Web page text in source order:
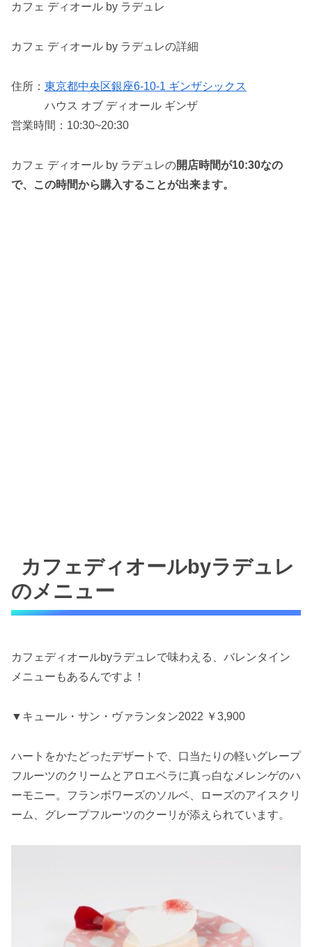
カフェ ディオール by ラデュレ
カフェ ディオール by ラデュレの詳細
住所： 東京都中央区銀座6-10-1 ギンザシックス
ハウス オブ ディオール ギンザ
営業時間：10:30~20:30
カフェ ディオール by ラデュレの開店時間が10:30なの
で、この時間から購入することが出来ます。
カフェディオールbyラデュレ
のメニュー
カフェディオールbyラデュレで味わえる、バレンタイン
メニューもあるんですよ！
▼キュール・サン・ヴァランタン2022 ￥3,900
ハートをかたどったデザートで、口当たりの軽いグレープ
フルーツのクリームとアロエベラに真っ白なメレンゲのハ
ーモニー。フランボワーズのソルベ、ローズのアイスクリ
ーム、グレープフルーツのクーリが添えられています。